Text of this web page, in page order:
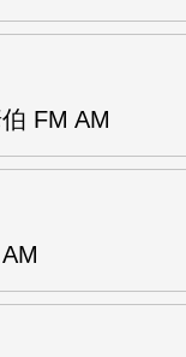
FM AM